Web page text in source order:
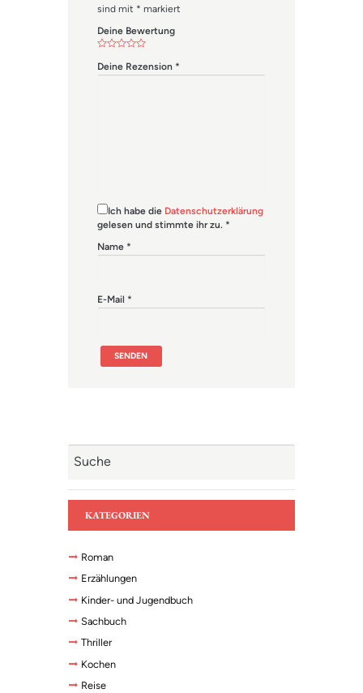
sind mit * markiert
Deine Bewertung
Deine Rezension *
Ich habe die Datenschutzerklärung
gelesen und stimmte ihr zu. *
Name *
E-Mail *
KATEGORIEN
Roman
Erzählungen
Kinder- und Jugendbuch
Sachbuch
Thriller
Kochen
Reise